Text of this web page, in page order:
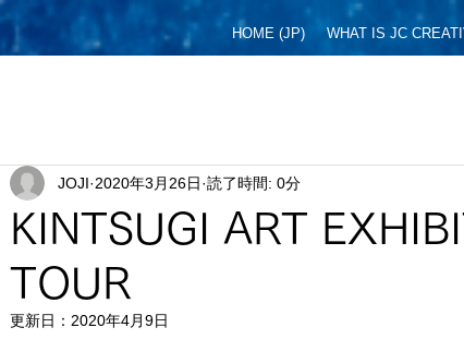
HOME (JP) WHAT IS JC
KINTSUGI ART
TOUR
JOJI 2020年3月26日 読了時間: 0分
更新日： 2020年4月9日